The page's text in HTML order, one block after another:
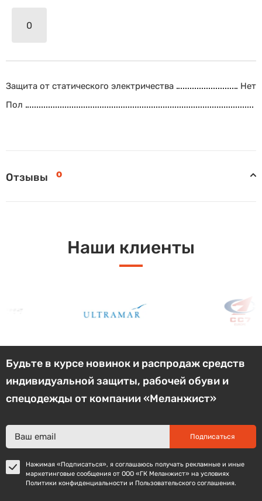
Защита от статического электричества
Нет
Пол
Отзывы 0
Наши клиенты
Будьте в курсе новинок и распродаж средств
индивидуальной защиты, рабочей обуви и
спецодежды от компании «Меланжист»
Подписаться
Нажимая «Подписаться», я соглашаюсь получать рекламные и иные
маркетинговые сообщения от ООО «ГК Меланжист» на условиях
Политики конфиденциальности и Пользовательского соглашения.